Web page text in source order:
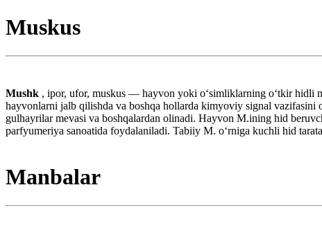
Muskus
Mushk , ipor, ufor, muskus — hayvon yoki oʻsimliklarning oʻtkir hidli
hayvonlarni jalb qilishda va boshqa hollarda kimyoviy signal
gulhayrilar mevasi va boshqalardan olinadi. Hayvon M.ining hid
parfyumeriya sanoatida foydalaniladi. Tabiiy M. oʻrniga kuchli hid
Manbalar